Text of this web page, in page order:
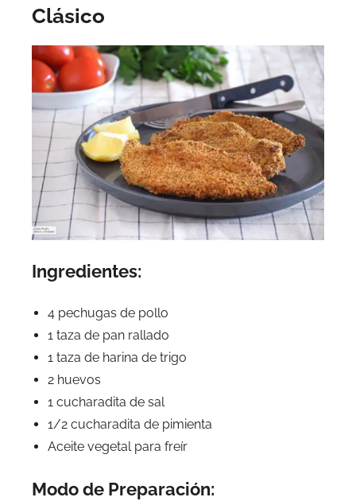
Clásico
Ingredientes:
4 pechugas de pollo
1 taza de pan rallado
1 taza de harina de trigo
2 huevos
1 cucharadita de sal
1/2 cucharadita de pimienta
Aceite vegetal para freír
Modo de Preparación: